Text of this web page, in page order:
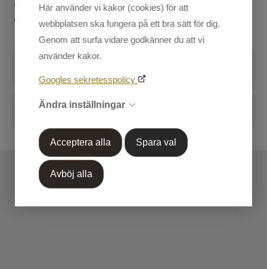
Här använder vi kakor (cookies) för att
webbplatsen ska fungera på ett bra sätt för dig.
Genom att surfa vidare godkänner du att vi
använder kakor.
Googles sekretesspolicy
Ändra inställningar
Acceptera alla Spara val
Avböj alla
Kundtjänst
Mina sidor
Handla efter Varumärke
OUTLET 50%-70%
Finmaskig mesh
Nosfransar
Skriv en recension
Blogg
Markera koden nedan, kopiera och klistra in på din
blogg.